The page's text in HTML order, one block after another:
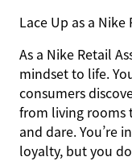
Lace Up as a Nike
As a Nike Retail
mindset to life.
consumers
from living rooms
and dare. You’re
loyalty, but you